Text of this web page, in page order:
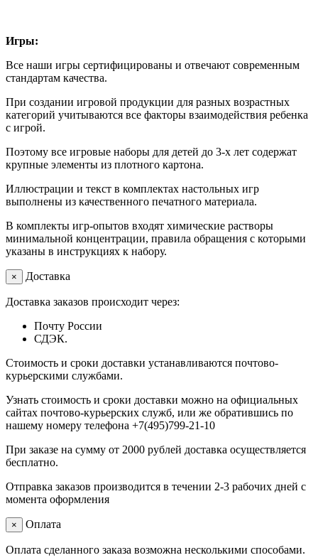
Игры:
Все наши игры сертифицированы и отвечают современным
стандартам качества.
При создании игровой продукции для разных возрастных
категорий учитываются все факторы взаимодействия ребенка
с игрой.
Поэтому все игровые наборы для детей до 3-х лет содержат
крупные элементы из плотного картона.
Иллюстрации и текст в комплектах настольных игр
выполнены из качественного печатного материала.
В комплекты игр-опытов входят химические растворы
минимальной концентрации, правила обращения с которыми
указаны в инструкциях к набору.
× Доставка
Доставка заказов происходит через:
Почту России
СДЭК.
Стоимость и сроки доставки устанавливаются почтово-
курьерскими службами.
Узнать стоимость и сроки доставки можно на официальных
сайтах почтово-курьерских служб, или же обратившись по
нашему номеру телефона +7(495)799-21-10
При заказе на сумму от 2000 рублей доставка осуществляется
бесплатно.
Отправка заказов производится в течении 2-3 рабочих дней с
момента оформления
× Оплата
Оплата сделанного заказа возможна несколькими способами.